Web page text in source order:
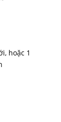
hoặc 1